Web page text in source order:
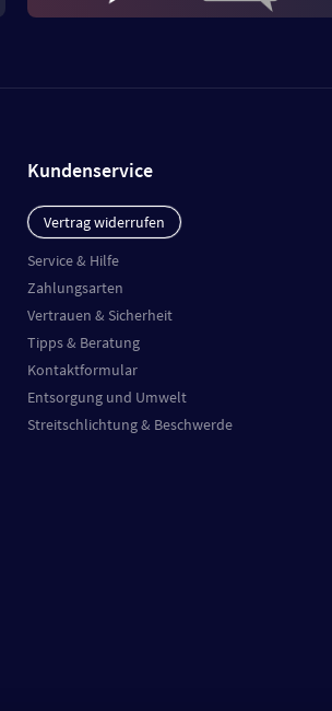
Kundenservice
Vertrag widerrufen
Service & Hilfe
Zahlungsarten
Vertrauen & Sicherheit
Tipps & Beratung
Kontaktformular
Entsorgung und Umwelt
Streitschlichtung & Beschwerde